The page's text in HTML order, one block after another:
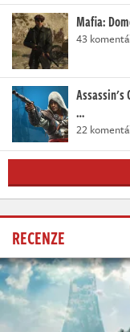
Mafia:
43
Assassin's
…
22
RECENZE